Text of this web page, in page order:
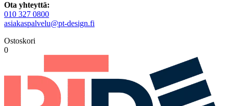
Ota yhteyttä:
010 327 0800
asiakaspalvelu@pt-design.fi
Ostoskori
0